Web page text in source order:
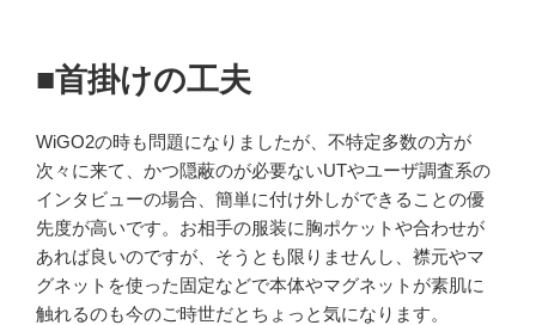
■首掛けの工夫
WiGO2の時も問題になりましたが、不特定多数の方が
次々に来て、かつ隠蔽のが必要ないUTやユーザ調査系の
インタビューの場合、簡単に付け外しができることの優
先度が高いです。お相手の服装に胸ポケットや合わせが
あれば良いのですが、そうとも限りませんし、襟元やマ
グネットを使った固定などで本体やマグネットが素肌に
触れるのも今のご時世だとちょっと気になります。